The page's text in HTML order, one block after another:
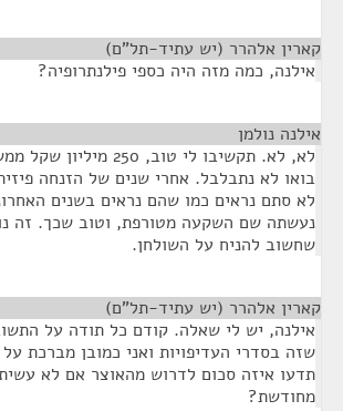
קארין אלהרר (יש עתיד-תל"ם)
אילנה, כמה מזה היה כספי פילנתרופיה?
אילנה נולמן
לא, לא. תקשיבו לי טוב, 250
בואו לא נתבלבל. אחרי שנים של הזנחה
לא סתם נראים כמו שהם נראים בשנים
נעשתה שם השקעה מטורפת, וטוב שכך. זה
שחשוב להניח על השולחן.
קארין אלהרר (יש עתיד-תל"ם)
אילנה, יש לי שאלה. קודם כל תודה על
שזה בסדרי העדיפויות ואני כמובן מברכת
תדעו איזה סכום לדרוש מהאוצר אם לא
מחודשת?